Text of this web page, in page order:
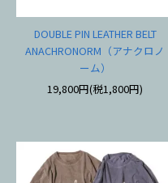
DOUBLE PIN LEATHER BELT
ANACHRONORM（アナクロノ
ーム）
19,800円(税1,800円)